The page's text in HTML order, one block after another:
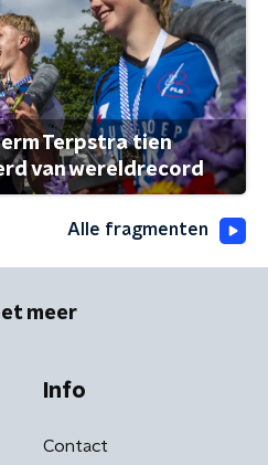
Terpstra tien
van wereldrecord
Alle fragmenten
meer
Info
Contact